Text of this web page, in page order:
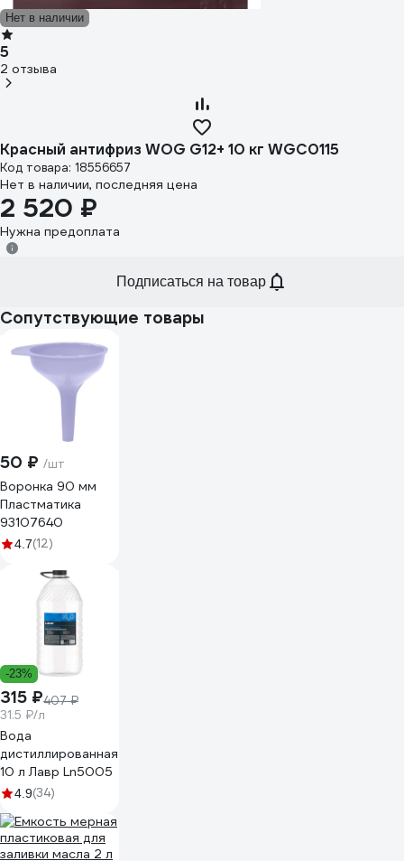
Нет в наличии
5
2 отзыва
Красный антифриз WOG G12+ 10 кг WGC0115
Код товара: 18556657
Нет в наличии, последняя цена
2 520 ₽
Нужна предоплата
Подписаться на товар
Сопутствующие товары
50 ₽ /шт
Воронка 90 мм
Пластматика
93107640
4.7(12)
-23%
315 ₽407 ₽
31.5 ₽/л
Вода
дистиллированная
10 л Лавр Ln5005
4.9(34)